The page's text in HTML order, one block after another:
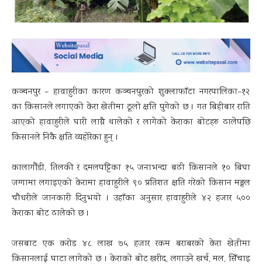
कञ्चनपुर – हावाहुरीका कारण कञ्चनपुरको शुक्लाफाँटा नगरपालिका–१२
का किसानले लगाएको केरा खेतीमा ठूलो क्षति पुगेको छ । गत बिहीबार राति
आएको हावाहुरीले घारी लाग्नै थालेको र लागेको केराका बोटहरु ढालेपछि
किसानले निकै क्षति व्यहोरेका हुन् ।
कालागौंडी, तिलकी र दमलपट्टिका १५ जनाभन्दा बढी किसानले १० बिघा
जग्गामा लगाइएको केरामा हावाहुरीले ९० प्रतिशत क्षति गरेको किसान मङ्गल
चौधरीले जानकारी दिनुभयो । उहाँका अनुसार हावाहुरीले ४२ हजार ५००
केराका बोट ढालेको छ ।
जसबाट एक करोड ४८ लाख ७५ हजार रकम बराबरको केरा खेतीमा
किसानलाई घाटा लागेको छ । केराको बोट खरीद, लगाउने खर्च, मल, सिँचाइ